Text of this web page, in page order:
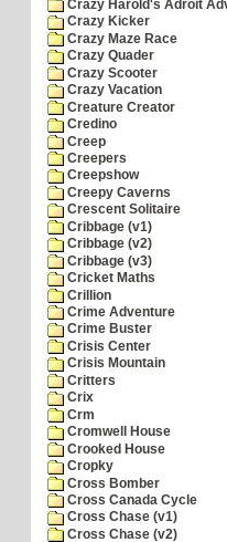
Crazy Harold's Adroit
Crazy Kicker
Crazy Maze Race
Crazy Quader
Crazy Scooter
Crazy Vacation
Creature Creator
Credino
Creep
Creepers
Creepshow
Creepy Caverns
Crescent Solitaire
Cribbage (v1)
Cribbage (v2)
Cribbage (v3)
Cricket Maths
Crillion
Crime Adventure
Crime Buster
Crisis Center
Crisis Mountain
Critters
Crix
Crm
Cromwell House
Crooked House
Cropky
Cross Bomber
Cross Canada Cycle
Cross Chase (v1)
Cross Chase (v2)